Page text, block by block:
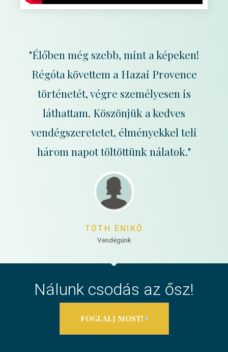
"Élőben még szebb, mint a képeken!
Régóta követtem a Hazai Provence
történetét, végre személyesen is
láthattam. Köszönjük a kedves
vendégszeretetet, élményekkel teli
három napot töltöttünk nálatok."
TÓTH ENIKŐ
Vendégünk
Nálunk csodás az ősz!
FOGLALJ MOST!